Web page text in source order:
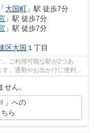
「大国町 」駅 徒歩7分
」駅 徒歩7分
」駅 徒歩7分
区大国 １丁目
ご利用可能な駅が2つあ
。通勤やお出かけに便利
ん。
」への
ら